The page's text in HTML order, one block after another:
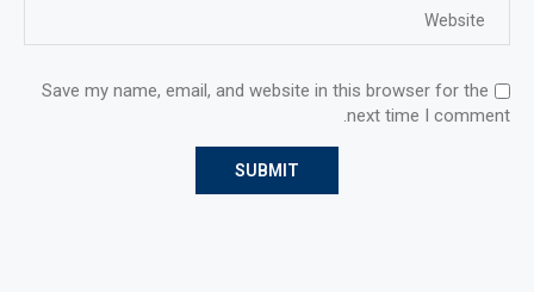
Save my name, email, and website in this browser for the
next time I comment.